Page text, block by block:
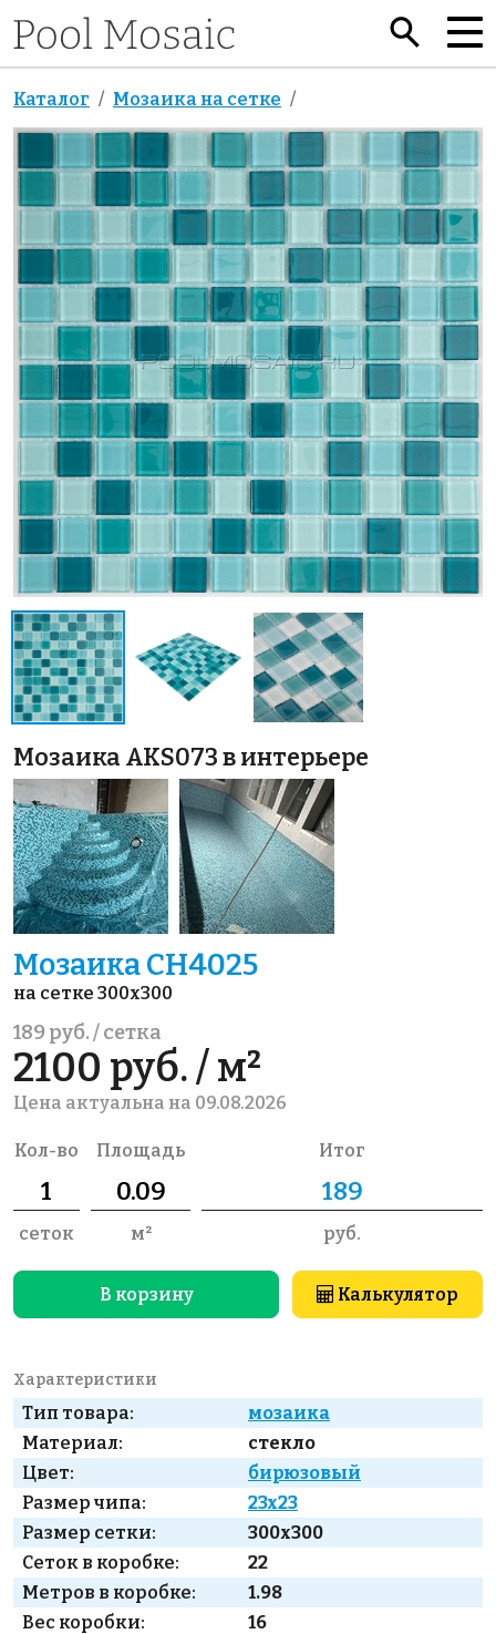
Каталог Мозаика на сетке
Мозаика AKS073 в интерьере
Мозаика CH4025
на сетке 300x300
189 руб. / сетка
2100 руб. / м²
Цена актуальна на 09.08.2026
Кол-во
сеток
Площадь
м²
Итог
руб.
В корзину Калькулятор
Характеристики
Тип товара:
мозаика
Материал:
стекло
Цвет:
бирюзовый
Размер чипа:
23x23
Размер сетки:
300x300
Сеток в коробке:
22
Метров в коробке:
1.98
Вес коробки:
16